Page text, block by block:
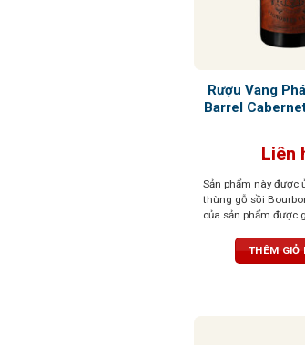
Rượu Vang
Barrel
Liên
Sản phẩm này được
thùng gỗ sồi
của sản phẩm được
tượng và vô cùng
phản chiếu màu
THÊM GIỎ